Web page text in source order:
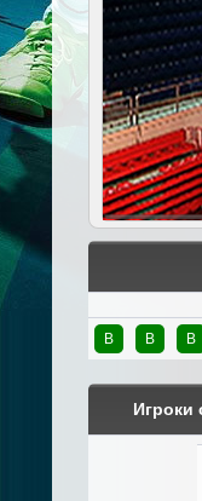
В В В
Игроки